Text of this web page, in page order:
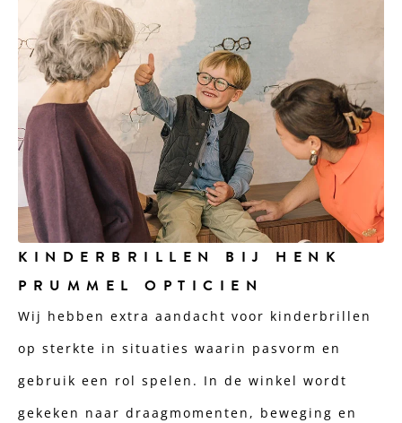
KINDERBRILLEN BIJ HENK
PRUMMEL OPTICIEN
Wij hebben extra aandacht voor kinderbrillen
op sterkte in situaties waarin pasvorm en
gebruik een rol spelen. In de winkel wordt
gekeken naar draagmomenten, beweging en